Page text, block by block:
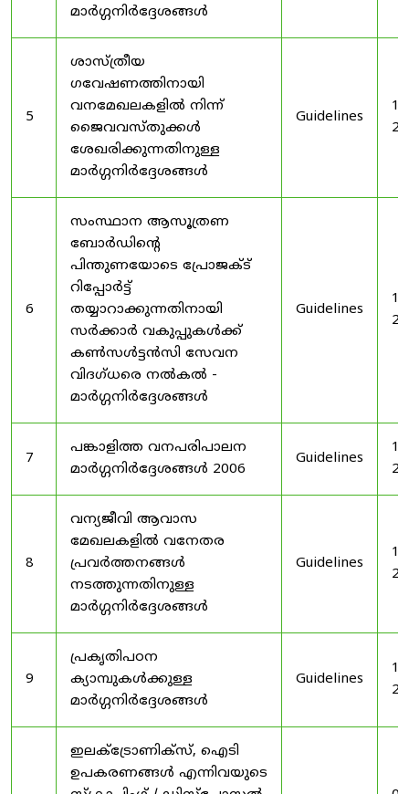
മാർഗ്ഗനിർദ്ദേശങ്ങൾ
5
ശാസ്ത്രീയ
ഗവേഷണത്തിനായി
വനമേഖലകളിൽ നിന്ന്
ജൈവവസ്തുക്കൾ
ശേഖരിക്കുന്നതിനുള്ള
മാർഗ്ഗനിർദ്ദേശങ്ങൾ
Guidelines
6
സംസ്ഥാന ആസൂത്രണ
ബോർഡിൻ്റെ
പിന്തുണയോടെ പ്രോജക്ട്
റിപ്പോർട്ട്
തയ്യാറാക്കുന്നതിനായി
സർക്കാർ വകുപ്പുകൾക്ക്
കൺസൾട്ടൻസി സേവന
വിദഗ്ധരെ നൽകൽ -
മാർഗ്ഗനിർദ്ദേശങ്ങൾ
Guidelines
7
പങ്കാളിത്ത വനപരിപാലന
മാർഗ്ഗനിർദ്ദേശങ്ങൾ 2006
Guidelines
8
വന്യജീവി ആവാസ
മേഖലകളിൽ വനേതര
പ്രവർത്തനങ്ങൾ
നടത്തുന്നതിനുള്ള
മാർഗ്ഗനിർദ്ദേശങ്ങൾ
Guidelines
9
പ്രകൃതിപഠന
ക്യാമ്പുകൾക്കുള്ള
മാർഗ്ഗനിർദ്ദേശങ്ങൾ
Guidelines
ഇലക്‌ട്രോണിക്‌സ്, ഐടി
ഉപകരണങ്ങൾ എന്നിവയുടെ